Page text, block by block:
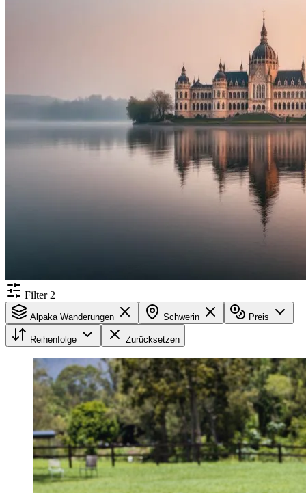
Filter 2
Alpaka Wanderungen Schwerin Preis
Reihenfolge Zurücksetzen